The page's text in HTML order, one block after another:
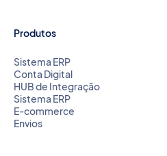
Produtos
Sistema ERP
Conta Digital
HUB de Integração
Sistema ERP
E-commerce
Envios